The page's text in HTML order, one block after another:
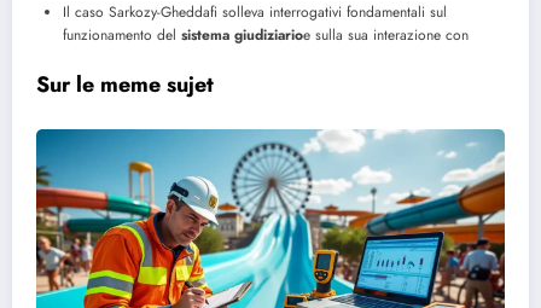
Il caso Sarkozy-Gheddafi solleva interrogativi fondamentali sul
funzionamento del sistema giudiziarioe sulla sua interazione con
Sur le meme sujet